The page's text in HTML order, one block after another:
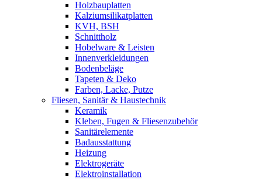
Holzbauplatten
Kalziumsilikatplatten
KVH, BSH
Schnittholz
Hobelware & Leisten
Innenverkleidungen
Bodenbeläge
Tapeten & Deko
Farben, Lacke, Putze
Fliesen, Sanitär & Haustechnik
Keramik
Kleben, Fugen & Fliesenzubehör
Sanitärelemente
Badausstattung
Heizung
Elektrogeräte
Elektroinstallation